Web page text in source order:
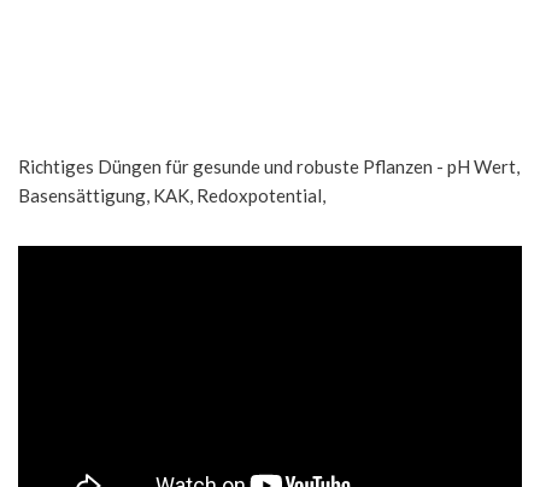
Richtiges Düngen für gesunde und robuste Pflanzen - pH Wert,
Basensättigung, KAK, Redoxpotential,